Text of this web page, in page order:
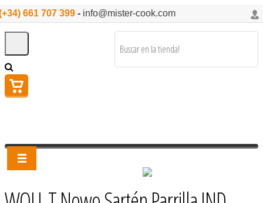
661 707 399 - info@mister-cook.com